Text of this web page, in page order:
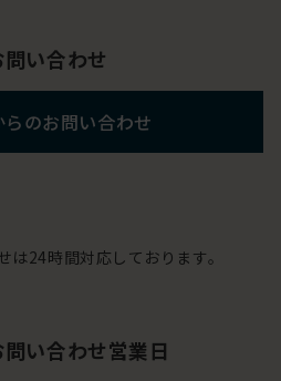
問い合わせ
のお問い合わせ
24時間対応しております。
い合わせ営業日